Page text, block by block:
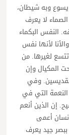
وبه شيطان،
لا يعرف
النفس البكماء
لأنها نفس
تتسع لغيرها. من
المكيال وإن
وفي
التي في
إن الذين أنعم
أعمى
جيد يعرف